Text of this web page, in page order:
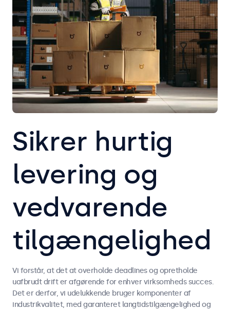
Sikrer hurtig
levering og
vedvarende
tilgængelighed
Vi forstår, at det at overholde deadlines og opretholde
uafbrudt drift er afgørende for enhver virksomheds succes.
Det er derfor, vi udelukkende bruger komponenter af
industrikvalitet, med garanteret langtidstilgængelighed og